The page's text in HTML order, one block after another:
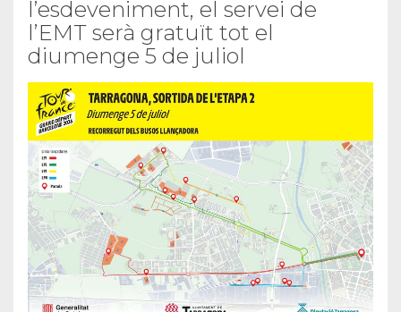
l’esdeveniment, el servei de
l’EMT serà gratuït tot el
diumenge 5 de juliol